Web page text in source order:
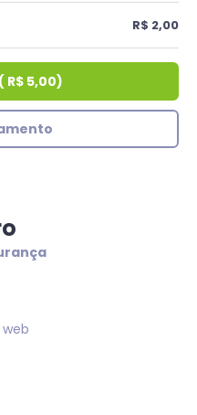
R$ 2,00
( R$ 5,00)